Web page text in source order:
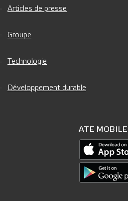
Articles de presse
Groupe
Technologie
Développement durable
ATE MOBILE